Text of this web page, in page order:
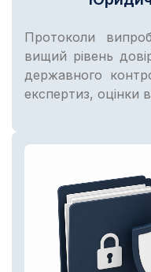
Протоколи
вищий рівень
державного
експертиз, оцінки